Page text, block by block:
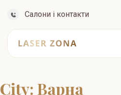
Салони і контакти
City: Варна